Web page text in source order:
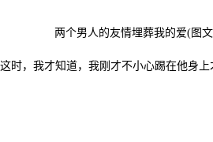
两个男人的友情埋葬我的爱(图
，我才知道，我刚才不小心踢在他身上